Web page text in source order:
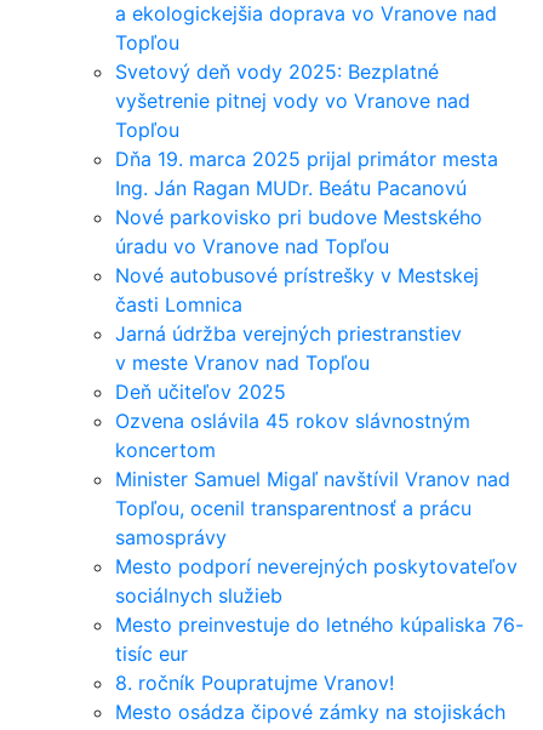
a ekologickejšia doprava vo Vranove nad
Topľou
Svetový deň vody 2025: Bezplatné
vyšetrenie pitnej vody vo Vranove nad
Topľou
Dňa 19. marca 2025 prijal primátor mesta
Ing. Ján Ragan MUDr. Beátu Pacanovú
Nové parkovisko pri budove Mestského
úradu vo Vranove nad Topľou
Nové autobusové prístrešky v Mestskej
časti Lomnica
Jarná údržba verejných priestranstiev
v meste Vranov nad Topľou
Deň učiteľov 2025
Ozvena oslávila 45 rokov slávnostným
koncertom
Minister Samuel Migaľ navštívil Vranov nad
Topľou, ocenil transparentnosť a prácu
samosprávy
Mesto podporí neverejných poskytovateľov
sociálnych služieb
Mesto preinvestuje do letného kúpaliska 76-
tisíc eur
8. ročník Poupratujme Vranov!
Mesto osádza čipové zámky na stojiskách